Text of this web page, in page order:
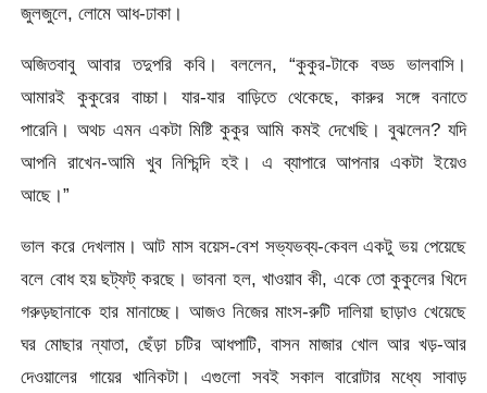
জুলজুলে, লোমে আধ-ঢাকা।
অজিতবাবু আবার তদুপরি কবি। বললেন, “কুকুর-টাকে বড্ড ভালবাসি।
আমারই কুকুরের বাচ্চা। যার-যার বাড়িতে থেকেছে, কারুর সঙ্গে বনাতে
পারেনি। অথচ এমন একটা মিষ্টি কুকুর আমি কমই দেখেছি। বুঝলেন? যদি
আপনি রাখেন-আমি খুব নিশ্চিন্দি হই। এ ব্যাপারে আপনার একটা ইয়েও
আছে।”
ভাল করে দেখলাম। আট মাস বয়েস-বেশ সভ্যভব্য-কেবল একটু ভয় পেয়েছে
বলে বোধ হয় ছট্ফট্ করছে। ভাবনা হল, খাওয়াব কী, একে তো কুকুলের খিদে
গরুড়ছানাকে হার মানাচ্ছে। আজও নিজের মাংস-রুটি দালিয়া ছাড়াও খেয়েছে
ঘর মোছার ন্যাতা, ছেঁড়া চটির আধপাটি, বাসন মাজার খোল আর খড়-আর
দেওয়ালের গায়ের খানিকটা। এগুলো সবই সকাল বারোটার মধ্যে সাবাড়